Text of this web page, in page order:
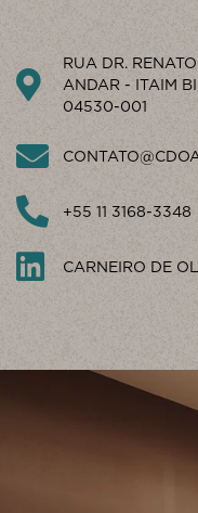
RUA DR.
ANDAR - ITAIM
04530-001
+55 11 3168-3348
CARNEIRO DE